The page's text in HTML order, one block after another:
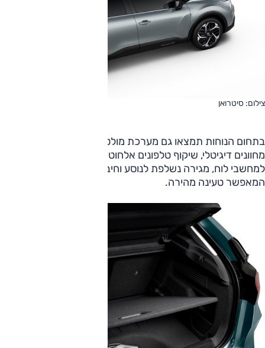
צילום: סיטרואן
מחוונים דיגיטלי, שיקוף טלפונים אלחוטי, מצלמת דרך, תושבות
המאפשר טעינה מהירה.